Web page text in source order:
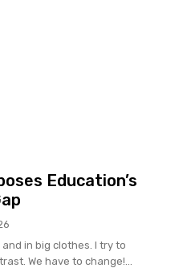
Education’s
in big clothes. I try to
We have to change!...